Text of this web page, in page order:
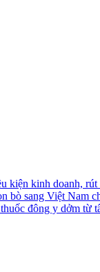
kiện kinh doanh,
bò sang Việt Nam
đông y dởm từ